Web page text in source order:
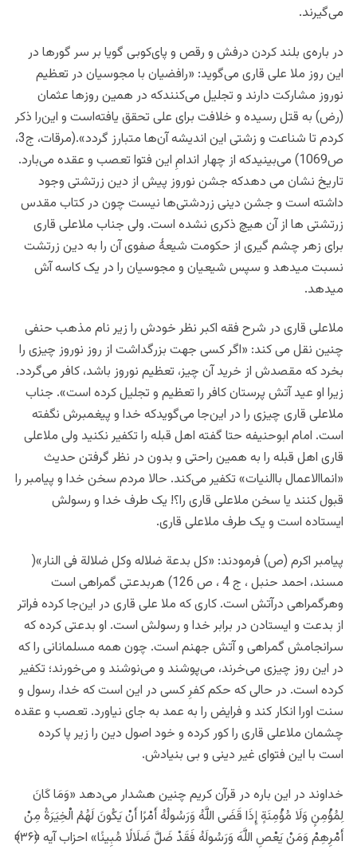
می‌گیرند.
در باره‌ی بلند کردن درفش و رقص و پای‌کوبی گویا بر سر گورها در
این روز ملا علی قاری می‌گوید: «رافضیان با مجوسیان در تعظیم
نوروز مشارکت دارند و تجلیل می‌کنندکه در همین روزها عثمان
(رض) به قتل رسیده و خلافت برای علی تحقق یافته‌است و این‌را ذکر
کردم تا شناعت و زشتی این اندیشه آن‌ها متبارز گردد».(مرقات، ج3،
ص1069) می‌بینیدکه از چهار اندامِ این فتوا تعصب و عقده می‌بارد.
تاریخ نشان می دهدکه جشن نوروز پیش از دین زرتشتی وجود
داشته است و جشن دینی زردشتی‌ها نیست چون در کتاب مقدس
زرتشتی ها از آن هیچ ذکری نشده است. ولی جناب ملاعلی قاری
برای زهر چشم گیری از حکومت شیعۀ صفوی آن را به دین زرتشت
نسبت میدهد و سپس شیعیان و مجوسیان را در یک کاسه آش
میدهد.
ملاعلی قاری در شرح فقه اکبر نظر خودش را زیر نام مذهب حنفی
چنین نقل می کند: «اگر کسی جهت بزرگداشت از روز نوروز چیزی را
بخرد که مقصدش از خرید آن چیز، تعظیم نوروز باشد، کافر می‌گردد.
زیرا او عید آتش پرستان کافر را تعظیم و تجلیل کرده است». جناب
ملاعلی قاری چیزی را در این‌جا می‌گویدکه خدا و پیغمبرش نگفته
است. امام ابوحنیفه حتا گفته اهل قبله را تکفیر نکنید ولی ملاعلی
قاری اهل قبله را به همین راحتی و بدون در نظر گرفتن حدیث
«انماالاعمال باالنیات» تکفیر می‌کند. حالا مردم سخن خدا و پیامبر را
قبول کنند یا سخن ملاعلی قاری را؟! یک طرف خدا و رسولش
ایستاده است و یک طرف ملاعلی قاری.
پیامبر اکرم (ص) فرمودند: «کل بدعة ضلاله وکل ضلالة فی النار»(
مسند، احمد حنبل ، ج 4 ، ص 126) هربدعتی گمراهی است
وهرگمراهی درآتش است. کاری که ملا علی قاری در این‌جا کرده فراتر
از بدعت و ایستادن در برابر خدا و رسولش است. او بدعتی کرده که
سرانجامش گمراهی و آتش جهنم است. چون همه مسلمانانی را که
در این روز چیزی می‌خرند، می‌پوشند و می‌نوشند و می‌خورند؛ تکفیر
کرده است. در حالی که حکم کفرِ کسی در این است که خدا، رسول و
سنت اورا انکار کند و فرایض را به عمد به جای نیاورد. تعصب و عقده
چشمان ملاعلی قاری را کور کرده و خود اصول دین را زیر پا کرده
است با این فتوای غیر دینی و بی بنیادش.
خداوند در این باره در قرآن کریم چنین هشدار می‌دهد «وَمَا كَانَ
لِمُؤْمِنٍ وَلَا مُؤْمِنَةٍ إِذَا قَضَى اللَّهُ وَرَسُولُهُ أَمْرًا أَنْ يَكُونَ لَهُمُ الْخِيَرَةُ مِنْ
أَمْرِهِمْ وَمَنْ يَعْصِ اللَّهَ وَرَسُولَهُ فَقَدْ ضَلَّ ضَلَالًا مُبِينًا» احزاب آیه ﴿۳۶﴾